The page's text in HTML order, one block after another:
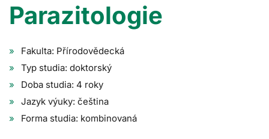
Parazitologie
Fakulta: Přírodovědecká
Typ studia: doktorský
Doba studia: 4 roky
Jazyk výuky: čeština
Forma studia: kombinovaná